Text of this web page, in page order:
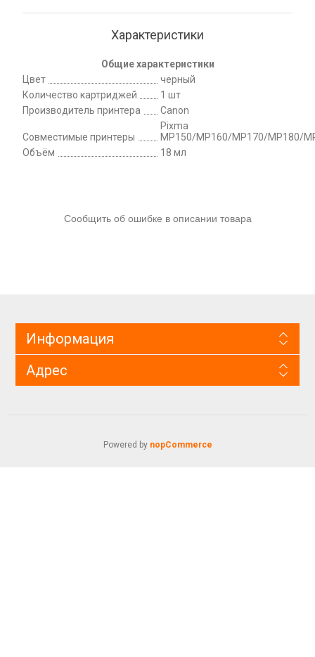
Характеристики
Общие характеристики
Цвет
черный
Количество картриджей
1 шт
Производитель принтера
Canon
Совместимые принтеры
Pixma
MP150/MP160/MP170/MP180/
Объём
18 мл
Сообщить об ошибке в описании товара
Информация
Адрес
Powered by nopCommerce